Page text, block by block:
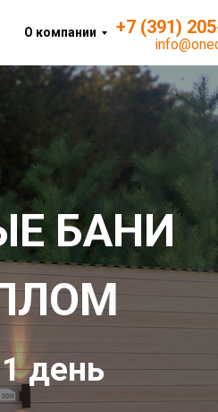
О компании +7 (391)
БАНИ
день